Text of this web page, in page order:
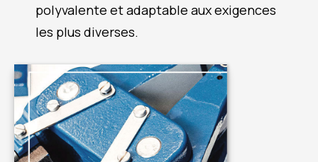
polyvalente et adaptable aux exigences
les plus diverses.